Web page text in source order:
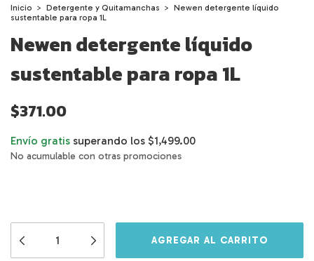
Inicio > Detergente y Quitamanchas > Newen detergente líquido
sustentable para ropa 1L
Newen detergente líquido
sustentable para ropa 1L
$371.00
Envío gratis superando los $1,499.00
No acumulable con otras promociones